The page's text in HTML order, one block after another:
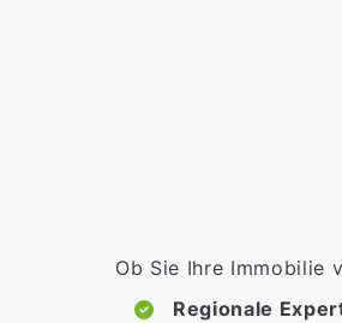
Ob Sie Ihre Immobilie
Regionale